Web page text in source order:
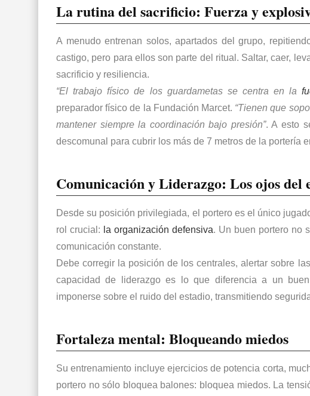
La rutina del sacrificio: Fuerza y
A menudo entrenan solos, apartados del grupo,
castigo, pero para ellos son parte del ritual. Saltar, caer,
sacrificio y resiliencia.
“El trabajo físico de los guardametas se centra en la
preparador físico de la Fundación Marcet. “Tienen que
mantener siempre la coordinación bajo presión”. A esto
descomunal para cubrir los más de 7 metros de la portería
Comunicación y Liderazgo: Los ojos del
Desde su posición privilegiada, el portero es el único
rol crucial: la organización defensiva. Un buen portero no
comunicación constante.
Debe corregir la posición de los centrales, alertar sobre
capacidad de liderazgo es lo que diferencia a un
imponerse sobre el ruido del estadio, transmitiendo
Fortaleza mental: Bloqueando miedos
Su entrenamiento incluye ejercicios de potencia corta,
portero no sólo bloquea balones: bloquea miedos. La